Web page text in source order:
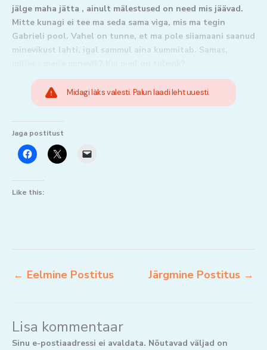
jälge maha jätta , ainult mälestused on need mis jäävad.
Mitte kunagi ei tee ma seda sama viga, mis ma tegin
Gabrieli pool. Vahel on tunne, et ma pole siiamaani saanud
minevikust lahti, igal sammul aina kummitab. Samas,
Midagi läks valesti. Palun laadi leht uuesti.
Jaga postitust
Like this:
← Eelmine Postitus Järgmine Postitus →
Lisa kommentaar
Sinu e-postiaadressi ei avaldata. Nõutavad väljad on